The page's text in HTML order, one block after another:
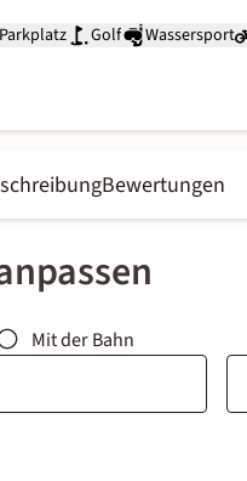
Parkplatz Golf Wassersport
Bewertungen
Mit der Bahn